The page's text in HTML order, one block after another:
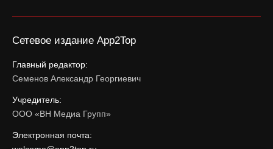
Сетевое издание App2Top
Главный редактор:
Семенов Александр Георгиевич
Учредитель:
ООО «ВН Медиа Групп»
Электронная почта: